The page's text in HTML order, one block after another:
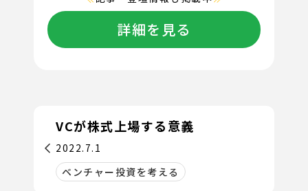
詳細を見る
VCが株式上場する意義
2022.7.1
ベンチャー投資を考える